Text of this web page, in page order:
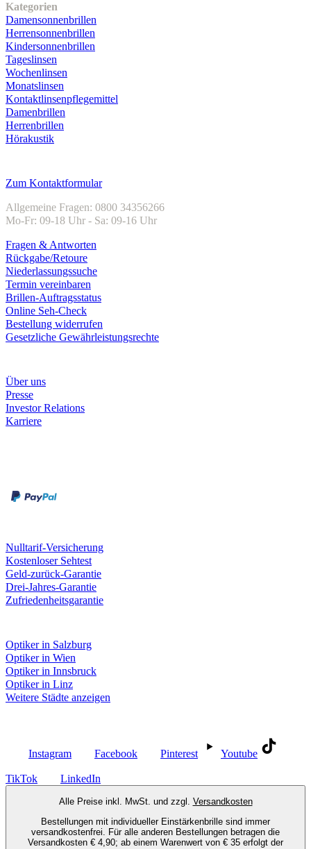
Kategorien
Damensonnenbrillen
Herrensonnenbrillen
Kindersonnenbrillen
Tageslinsen
Wochenlinsen
Monatslinsen
Kontaktlinsenpflegemittel
Damenbrillen
Herrenbrillen
Hörakustik
Zum Kontaktformular
Allgemeine Fragen: 0800 34356266
Mo-Fr: 09-18 Uhr - Sa: 09-16 Uhr
Fragen & Antworten
Rückgabe/Retoure
Niederlassungssuche
Termin vereinbaren
Brillen-Auftragsstatus
Online Seh-Check
Bestellung widerrufen
Gesetzliche Gewährleistungsrechte
Über uns
Presse
Investor Relations
Karriere
Nulltarif-Versicherung
Kostenloser Sehtest
Geld-zurück-Garantie
Drei-Jahres-Garantie
Zufriedenheitsgarantie
Optiker in Salzburg
Optiker in Wien
Optiker in Innsbruck
Optiker in Linz
Weitere Städte anzeigen
Instagram Facebook Pinterest Youtube
TikTok LinkedIn
Alle Preise inkl. MwSt. und zzgl. Versandkosten
Bestellungen mit individueller Einstärkenbrille sind immer
versandkostenfrei. Für alle anderen Bestellungen betragen die
Versandkosten € 4,90; ab einem Warenwert von € 35 erfolgt der